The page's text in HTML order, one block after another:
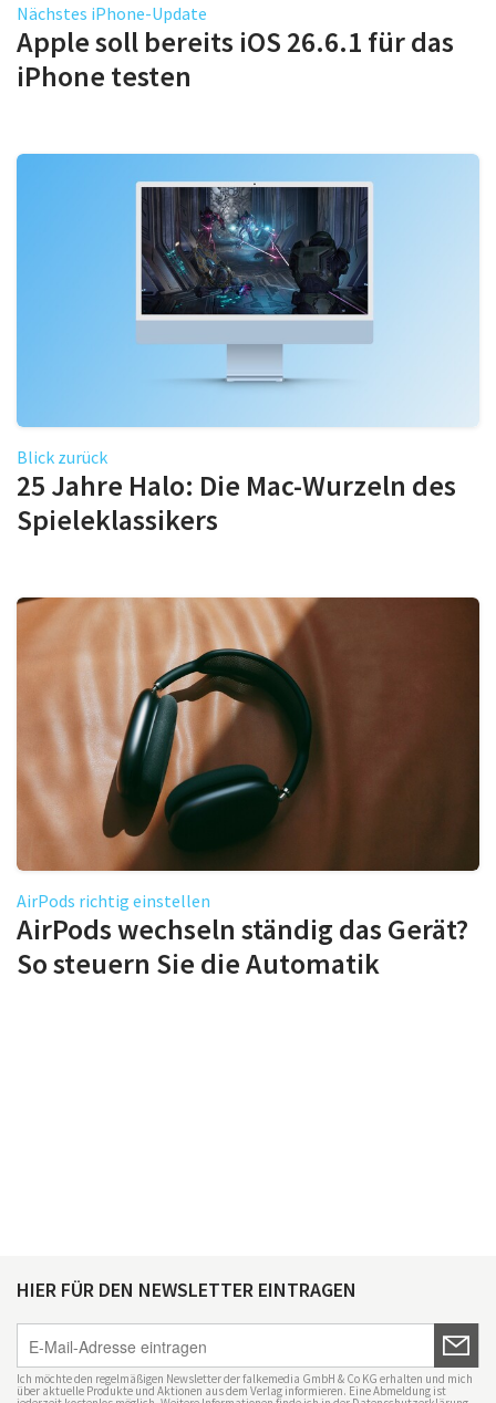
Nächstes iPhone-Update
Apple soll bereits iOS 26.6.1 für das
iPhone testen
Blick zurück
25 Jahre Halo: Die Mac-Wurzeln des
Spieleklassikers
AirPods richtig einstellen
AirPods wechseln ständig das Gerät?
So steuern Sie die Automatik
HIER FÜR DEN NEWSLETTER EINTRAGEN
Ich möchte den regelmäßigen Newsletter der falkemedia GmbH & Co KG erhalten und mich
über aktuelle Produkte und Aktionen aus dem Verlag informieren. Eine Abmeldung ist